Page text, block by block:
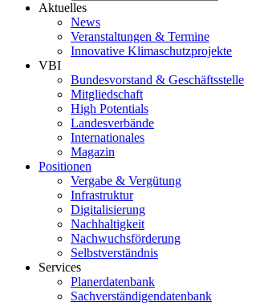
Aktuelles
News
Veranstaltungen & Termine
Innovative Klimaschutzprojekte
VBI
Bundesvorstand & Geschäftsstelle
Mitgliedschaft
High Potentials
Landesverbände
Internationales
Magazin
Positionen
Vergabe & Vergütung
Infrastruktur
Digitalisierung
Nachhaltigkeit
Nachwuchsförderung
Selbstverständnis
Services
Planerdatenbank
Sachverständigendatenbank